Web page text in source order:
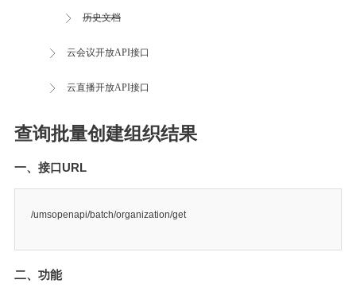
历史文档
云会议开放API接口
云直播开放API接口
查询批量创建组织结果
一、接口URL
/umsopenapi/batch/organization/get
二、功能